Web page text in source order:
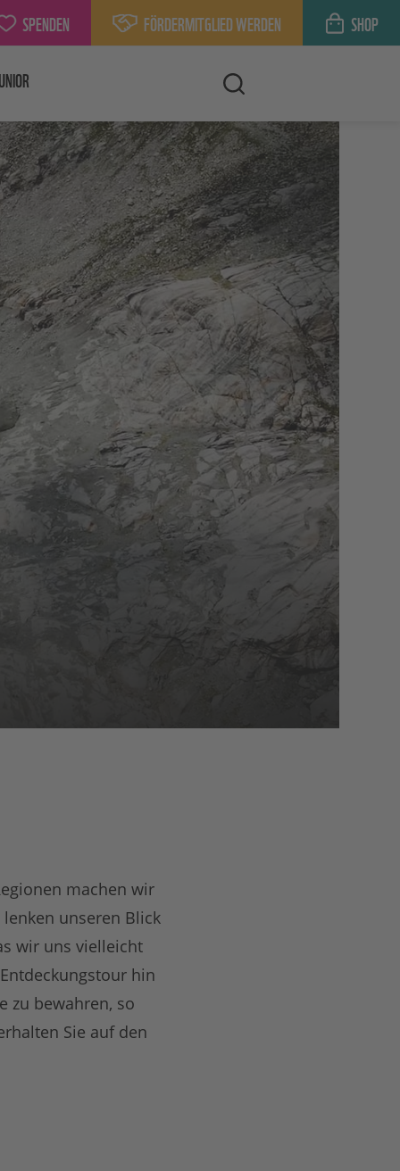
SPENDEN FÖRDERMITGLIED WERDEN SHOP
machen wir
unseren Blick
wir uns vielleicht
hin
zu bewahren, so
Sie auf den